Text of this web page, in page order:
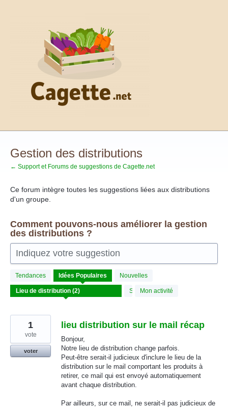
Gestion des distributions
← Support et Forums de suggestions de Cagette.net
Ce forum intègre toutes les suggestions liées aux distributions
d'un groupe.
Comment pouvons-nous améliorer la gestion
des distributions ?
Indiquez votre suggestion
Tendances Idées Populaires Nouvelles
StatutMon activité
résultats
trouvés
lieu distribution sur le mail récap
Bonjour,
Notre lieu de distribution change parfois.
Peut-être serait-il judicieux d'inclure le lieu de la
distribution sur le mail comportant les produits à
retirer, ce mail qui est envoyé automatiquement
avant chaque distribution.
Par ailleurs, sur ce mail, ne serait-il pas judicieux de
1
vote
voter